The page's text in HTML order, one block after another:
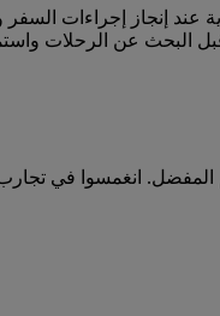
عند إنجاز إجراءات
البحث عن الرحلات
انغمسوا في تجارب